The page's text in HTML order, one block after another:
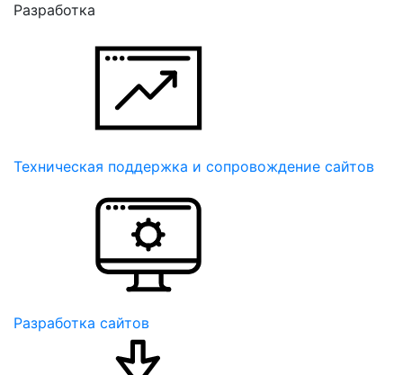
Разработка
Техническая поддержка и сопровождение сайтов
Разработка сайтов